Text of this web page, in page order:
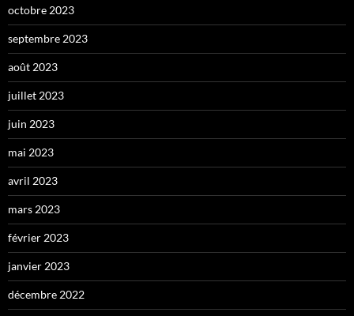
octobre 2023
septembre 2023
août 2023
juillet 2023
juin 2023
mai 2023
avril 2023
mars 2023
février 2023
janvier 2023
décembre 2022